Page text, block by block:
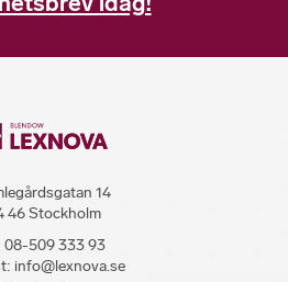
14
46 Stockholm
08-509 333 93
info@lexnova.se